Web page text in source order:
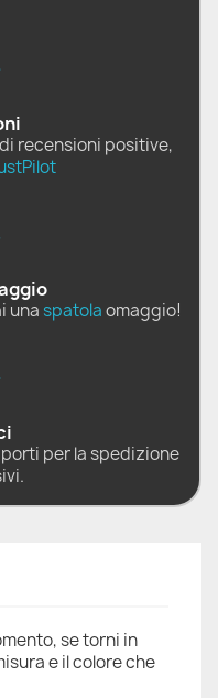
recensioni positive,
una spatolaomaggio!
per la spedizione
se torni in
e il colore che